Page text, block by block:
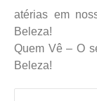
atérias em
Beleza!
Quem Vê – O
Beleza!